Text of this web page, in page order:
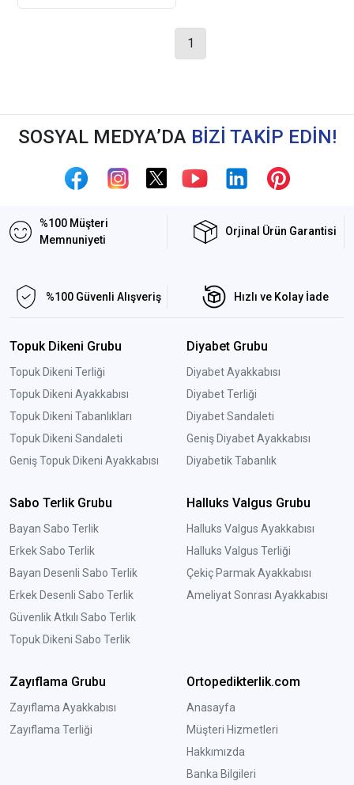
1
SOSYAL MEDYA’DA BİZİ TAKİP EDİN!
%100 Müşteri
Memnuniyeti
Orjinal Ürün Garantisi
%100 Güvenli Alışveriş Hızlı ve Kolay İade
Topuk Dikeni Grubu
Topuk Dikeni Terliği
Topuk Dikeni Ayakkabısı
Topuk Dikeni Tabanlıkları
Topuk Dikeni Sandaleti
Geniş Topuk Dikeni Ayakkabısı
Diyabet Grubu
Diyabet Ayakkabısı
Diyabet Terliği
Diyabet Sandaleti
Geniş Diyabet Ayakkabısı
Diyabetik Tabanlık
Sabo Terlik Grubu
Bayan Sabo Terlik
Erkek Sabo Terlik
Bayan Desenli Sabo Terlik
Erkek Desenli Sabo Terlik
Güvenlik Atkılı Sabo Terlik
Topuk Dikeni Sabo Terlik
Halluks Valgus Grubu
Halluks Valgus Ayakkabısı
Halluks Valgus Terliği
Çekiç Parmak Ayakkabısı
Ameliyat Sonrası Ayakkabısı
Zayıflama Grubu
Zayıflama Ayakkabısı
Zayıflama Terliği
Ortopedikterlik.com
Anasayfa
Müşteri Hizmetleri
Hakkımızda
Banka Bilgileri